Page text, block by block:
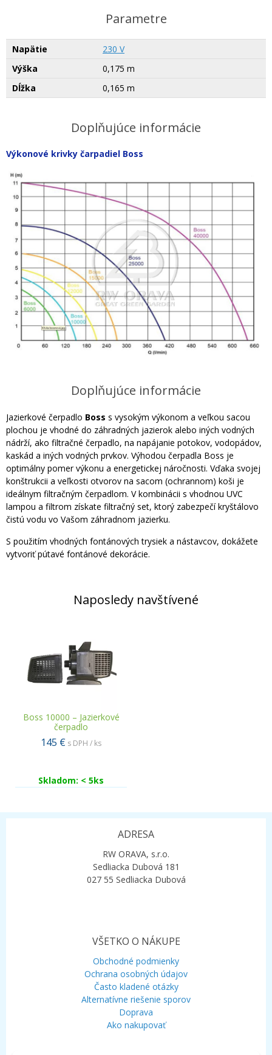
Parametre
Napätie
230 V
Výška
0,175 m
Dĺžka
0,165 m
Doplňujúce informácie
Výkonové krivky čarpadiel Boss
Doplňujúce informácie
Jazierkové čerpadlo Boss s vysokým výkonom a veľkou sacou
plochou je vhodné do záhradných jazierok alebo iných vodných
nádrží, ako filtračné čerpadlo, na napájanie potokov, vodopádov,
kaskád a iných vodných prvkov. Výhodou čerpadla Boss je
optimálny pomer výkonu a energetickej náročnosti. Vďaka svojej
konštrukcii a veľkosti otvorov na sacom (ochrannom) koši je
ideálnym filtračným čerpadlom. V kombinácii s vhodnou UVC
lampou a filtrom získate filtračný set, ktorý zabezpečí kryštálovo
čistú vodu vo Vašom záhradnom jazierku.
S použitím vhodných fontánových trysiek a nástavcov, dokážete
vytvoriť pútavé fontánové dekorácie.
Naposledy navštívené
Boss 10000 – Jazierkové
čerpadlo
145 € s DPH / ks
Skladom: < 5ks
ADRESA
RW ORAVA, s.r.o.
Sedliacka Dubová 181
027 55 Sedliacka Dubová
VŠETKO O NÁKUPE
Obchodné podmienky
Ochrana osobných údajov
Často kladené otázky
Alternatívne riešenie sporov
Doprava
Ako nakupovať